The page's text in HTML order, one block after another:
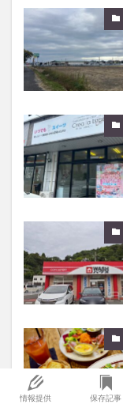
情報提供 保存記事